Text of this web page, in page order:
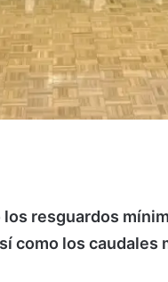
resguardos
como los caudales